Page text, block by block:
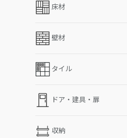
床材
壁材
タイル
ドア・建具・扉
収納